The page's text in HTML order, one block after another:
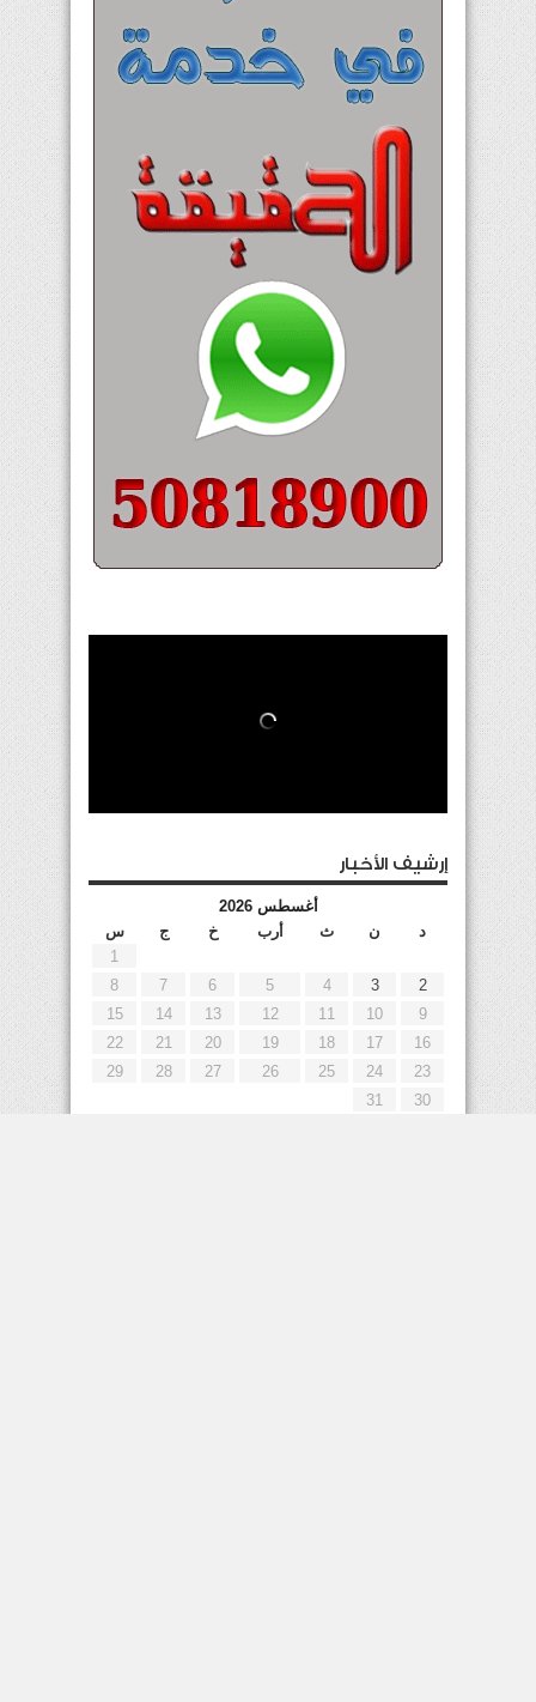
إرشيف الأخبار
أغسطس 2026
د
ن ث أرب خ ج
س
1
2
3
4
5
6
7
8
9
10
11
12
13
14
15
16
17
18
19
20
21
22
23
24
25
26
27
28
29
30
31